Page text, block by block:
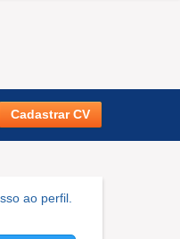
Cadastrar CV
ao perfil.